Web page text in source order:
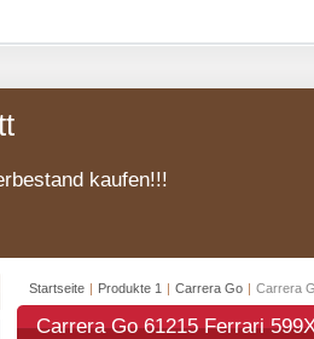
kaufen!!!
Startseite | Produkte 1 | Carrera Go | Carrera
Carrera Go 61215 Ferrari